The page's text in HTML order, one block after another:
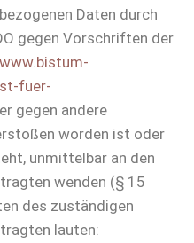
Daten durch
gegen Vorschriften der
fuer-
gegen andere
worden ist oder
unmittelbar an den
wenden (§ 15
des zuständigen
lauten: